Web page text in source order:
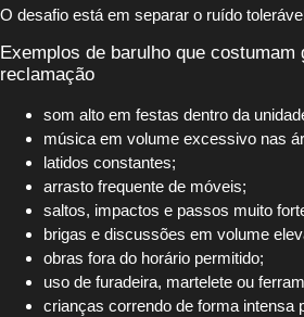
O desafio está em separar o ruído
Exemplos de barulho que costumam
reclamação
som alto em festas dentro da
música em volume excessivo nas
latidos constantes;
arrasto frequente de móveis;
saltos, impactos e passos muito
brigas e discussões em volume
obras fora do horário permitido;
uso de furadeira, martelete ou
crianças correndo de forma intensa